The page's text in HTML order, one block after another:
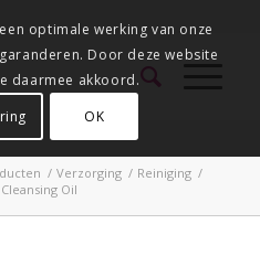
/ Verzorging / Reiniging /
Oil
optimale werking van onze
Door deze website
daarmee akkoord.
OK